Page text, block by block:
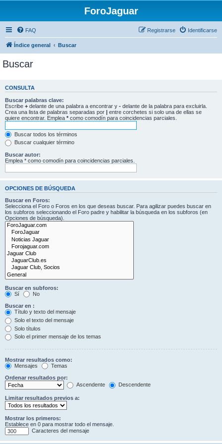
ForoJaguar
FAQ Identificarse
Registrarse
Índice general Buscar
Buscar
CONSULTA
Buscar palabras clave:
Escribe + delante de una palabra a encontrar y - delante de la palabra para excluirla.
Crea una lista de palabras separadas por | entre corchetes si solo una de ellas se
quiere encontrar. Emplea * como comodín para coincidencias parciales.
Buscar todos los términos
Buscar cualquier término
Buscar autor:
Emplea * como comodín para coincidencias parciales.
OPCIONES DE BÚSQUEDA
Buscar en Foros:
Selecciona el Foro o Foros en los que deseas buscar. Para agilizar puedes buscar en
los subforos seleccionando el Foro padre y habilitar la búsqueda en los subforos (en
Opciones de búsqueda).
Buscar en subforos:
Sí
No
Buscar en :
Título y texto del mensaje
Solo el texto del mensaje
Solo títulos
Solo el primer mensaje de los temas
Mostrar resultados como:
Mensajes
Temas
Ordenar resultados por:
Ascendente
Descendente
Limitar resultados previos a:
Mostrar los primeros:
Establece en 0 para mostrar todo el mensaje.
Caracteres del mensaje